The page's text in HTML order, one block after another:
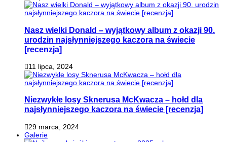
Nasz wielki Donald – wyjątkowy album z okazji 90.
urodzin najsłynniejszego kaczora na świecie
[recenzja]
11 lipca, 2024
Niezwykłe losy Sknerusa McKwacza – hołd dla
najsłynniejszego kaczora na świecie [recenzja]
29 marca, 2024
Galerie